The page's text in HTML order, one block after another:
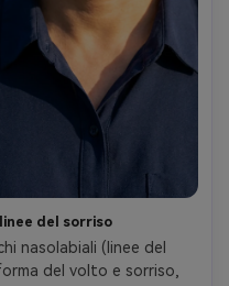
del sorriso
nasolabiali (linee del
del volto e sorriso,